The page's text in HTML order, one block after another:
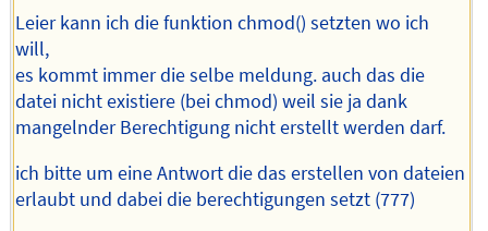
Leier kann ich die funktion chmod() setzten wo ich
will,
es kommt immer die selbe meldung. auch das die
datei nicht existiere (bei chmod) weil sie ja dank
mangelnder Berechtigung nicht erstellt werden darf.
ich bitte um eine Antwort die das erstellen von dateien
erlaubt und dabei die berechtigungen setzt (777)